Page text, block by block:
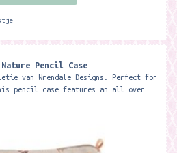
Pencil Case
van Wrendale Designs. Perfect for
pencil case features an all over